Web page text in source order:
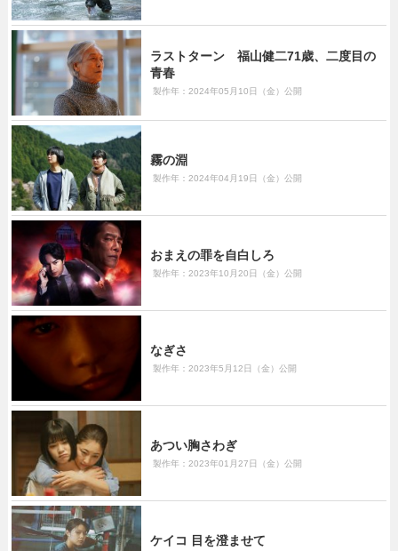
ラストターン 福山健二71歳、二度目の
青春
製作年：2024年05月10日（金）公開
霧の淵
製作年：2024年04月19日（金）公開
おまえの罪を自白しろ
製作年：2023年10月20日（金）公開
なぎさ
製作年：2023年5月12日（金）公開
あつい胸さわぎ
製作年：2023年01月27日（金）公開
ケイコ 目を澄ませて